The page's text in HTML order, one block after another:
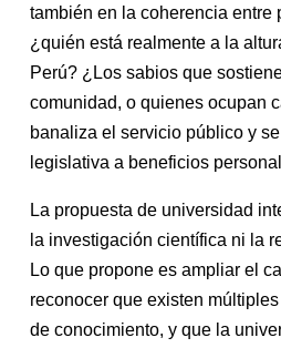
también en la coherencia entre
¿quién está realmente a la
Perú? ¿Los sabios que
comunidad, o quienes ocupan
banaliza el servicio público y
legislativa a beneficios
La propuesta de universidad
la investigación científica ni la
Lo que propone es ampliar el
reconocer que existen
de conocimiento, y que la